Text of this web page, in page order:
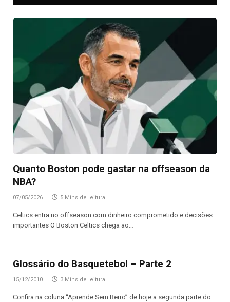
Quanto Boston pode gastar na offseason da
NBA?
07/05/2026 5 Mins de leitura
Celtics entra no offseason com dinheiro comprometido e decisões
importantes O Boston Celtics chega ao…
Glossário do Basquetebol – Parte 2
15/12/2010 3 Mins de leitura
Confira na coluna “Aprende Sem Berro” de hoje a segunda parte do